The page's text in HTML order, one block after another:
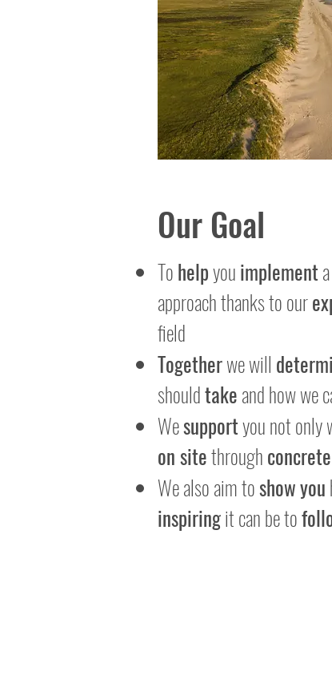
Our Goal
Tohelpyouimplementa
approach thanks to our
field
Togetherwe will
shouldtakeand how we
Wesupportyou not only
on sitethroughconcrete
We also aim toshowyou
inspiringit can be to